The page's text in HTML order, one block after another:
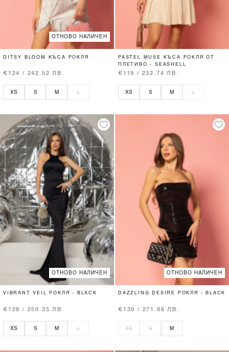
ОТНОВО НАЛИЧЕН
DITSY BLOOM КЪСА РОКЛЯ
€124 / 242.52 ЛВ.
XS S M L
PASTEL MUSE КЪСА РОКЛЯ ОТ
ПЛЕТИВО - SEASHELL
€119 / 232.74 ЛВ.
XS S M L
ОТНОВО НАЛИЧЕН
VIBRANT VEIL РОКЛЯ - BLACK
€128 / 250.35 ЛВ.
XS S M L
ОТНОВО НАЛИЧЕН
DAZZLING DESIRE РОКЛЯ - BLACK
€139 / 271.86 ЛВ.
XS S M